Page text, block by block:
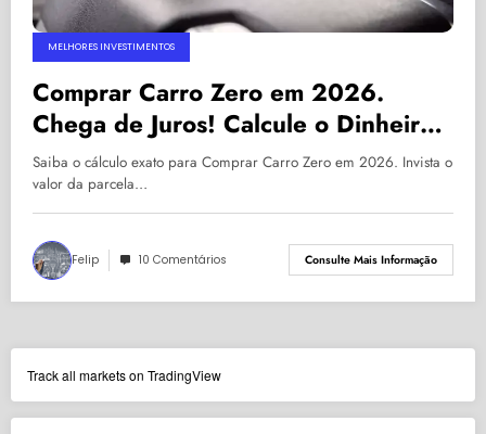
MELHORES INVESTIMENTOS
Comprar Carro Zero em 2026.
Chega de Juros! Calcule o Dinheiro
Exato para ter o seu sem dívidas…
Saiba o cálculo exato para Comprar Carro Zero em 2026. Invista o
valor da parcela…
Felip 10 Comentários Consulte Mais Informação
Track all markets on TradingView